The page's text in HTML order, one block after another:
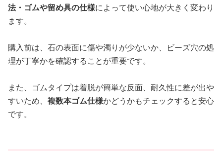
法・ゴムや留め具の仕様によって使い心地が大きく変わり
ます。
購入前は、石の表面に傷や濁りが少ないか、ビーズ穴の処
理が丁寧かを確認することが重要です。
また、ゴムタイプは着脱が簡単な反面、耐久性に差が出や
すいため、 複数本ゴム仕様かどうかもチェックすると安心
です。